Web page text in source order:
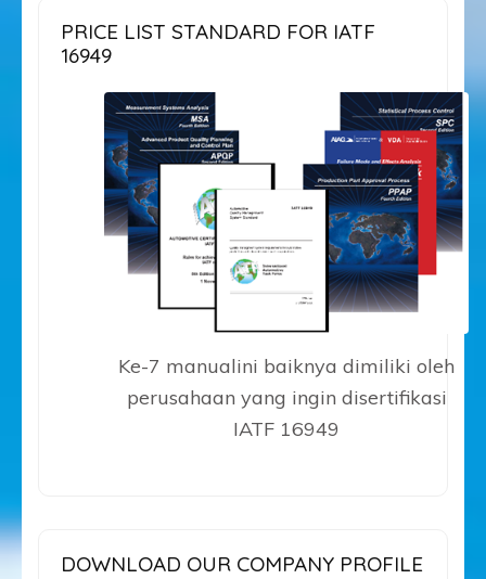
PRICE LIST STANDARD FOR IATF
16949
Ke-7 manualini baiknya dimiliki oleh
perusahaan yang ingin disertifikasi
IATF 16949
DOWNLOAD OUR COMPANY PROFILE